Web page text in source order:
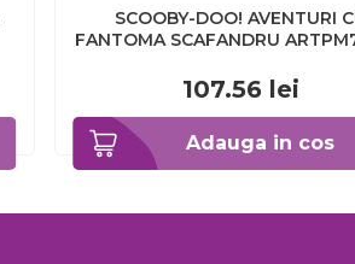
Adauga in cos
SCOOBY-DOO! AVENTURI
FANTOMA SCAFANDRU
107.56 lei